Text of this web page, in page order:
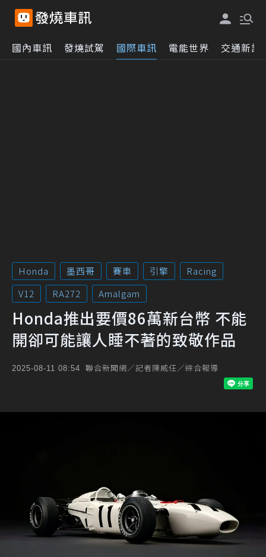
國內車訊 發燒試駕 國際車訊 電能世界 交通新訊
Honda 墨西哥 賽車 引擎
Racing
V12
RA272 Amalgam
Honda推出要價86萬新台幣 不能
開卻可能讓人睡不著的致敬作品
2025-08-11 08:54 聯合新聞網／記者陳威任／綜合報導